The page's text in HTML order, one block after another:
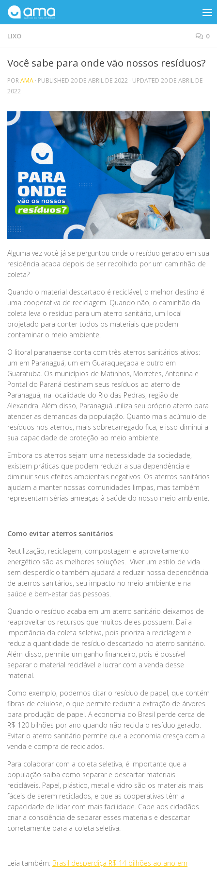
Skip to content
LIXO 0
Você sabe para onde vão nossos resíduos?
PORAMA · PUBLISHED 20 DE ABRIL DE 2022 · UPDATED 20 DE ABRIL DE
2022
Alguma vez você já se perguntou onde o resíduo gerado em sua
residência acaba depois de ser recolhido por um caminhão de
coleta?
Quando o material descartado é reciclável, o melhor destino é
uma cooperativa de reciclagem. Quando não, o caminhão da
coleta leva o resíduo para um aterro sanitário, um local
projetado para conter todos os materiais que podem
contaminar o meio ambiente.
O litoral paranaense conta com três aterros sanitários ativos:
um em Paranaguá, um em Guaraqueçaba e outro em
Guaratuba. Os municípios de Matinhos, Morretes, Antonina e
Pontal do Paraná destinam seus resíduos ao aterro de
Paranaguá, na localidade do Rio das Pedras, região de
Alexandra. Além disso, Paranaguá utiliza seu próprio aterro para
atender as demandas da população. Quanto mais acúmulo de
resíduos nos aterros, mais sobrecarregado fica, e isso diminui a
sua capacidade de proteção ao meio ambiente.
Embora os aterros sejam uma necessidade da sociedade,
existem práticas que podem reduzir a sua dependência e
diminuir seus efeitos ambientais negativos. Os aterros sanitários
ajudam a manter nossas comunidades limpas, mas também
representam sérias ameaças à saúde do nosso meio ambiente.
Como evitar aterros sanitários
Reutilização, reciclagem, compostagem e aproveitamento
energético são as melhores soluções. Viver um estilo de vida
sem desperdício também ajudará a reduzir nossa dependência
de aterros sanitários, seu impacto no meio ambiente e na
saúde e bem-estar das pessoas.
Quando o resíduo acaba em um aterro sanitário deixamos de
reaproveitar os recursos que muitos deles possuem. Daí a
importância da coleta seletiva, pois prioriza a reciclagem e
reduz a quantidade de resíduo descartado no aterro sanitário.
Além disso, permite um ganho financeiro, pois é possível
separar o material reciclável e lucrar com a venda desse
material.
Como exemplo, podemos citar o resíduo de papel, que contém
fibras de celulose, o que permite reduzir a extração de árvores
para produção de papel. A economia do Brasil perde cerca de
R$ 120 bilhões por ano quando não recicla o resíduo gerado.
Evitar o aterro sanitário permite que a economia cresça com a
venda e compra de reciclados.
Para colaborar com a coleta seletiva, é importante que a
população saiba como separar e descartar materiais
recicláveis. Papel, plástico, metal e vidro são os materiais mais
fáceis de serem reciclados, e que as cooperativas têm a
capacidade de lidar com mais facilidade. Cabe aos cidadãos
criar a consciência de separar esses materiais e descartar
corretamente para a coleta seletiva.
Leia também: Brasil desperdiça R$ 14 bilhões ao ano em